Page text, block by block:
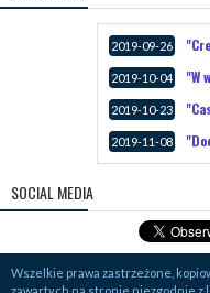
2019-09-26
2019-10-04 "W
2019-10-23
2019-11-08
SOCIAL MEDIA
Wszelkie prawa zastrzeżone,